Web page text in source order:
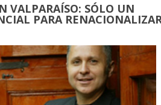
VALPARAÍSO: SÓLO UN
PARA